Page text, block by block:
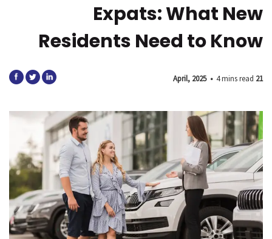
Expats: What New
Residents Need to Know
21 April, 2025
• 4 mins read